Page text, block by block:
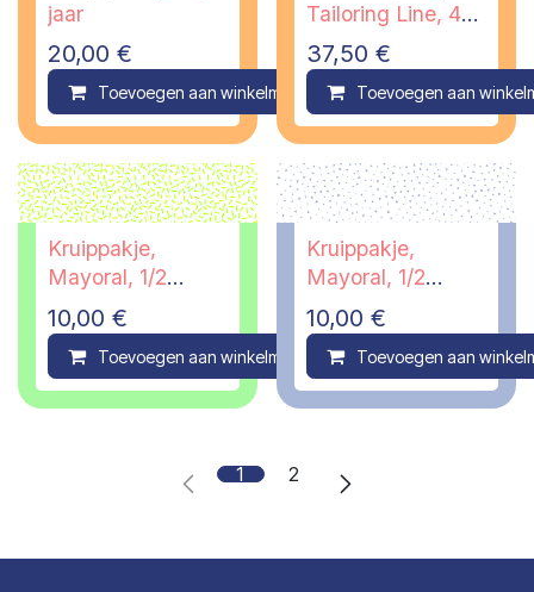
jaar
20,00 €
Toevoegen aan winkelmandje Compare
Tailoring Line, 4
jaar/vest 5 jaar -PI
37,50 €
Toevoegen aan
Kruippakje,
Mayoral, 1/2
maanden
10,00 €
Toevoegen aan winkelmandje Compare
Kruippakje,
Mayoral, 1/2
maanden
10,00 €
Toevoegen aan
1 2